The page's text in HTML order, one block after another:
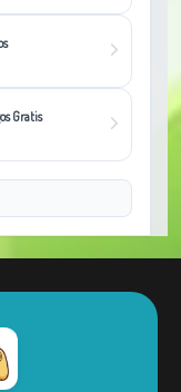
Gratis